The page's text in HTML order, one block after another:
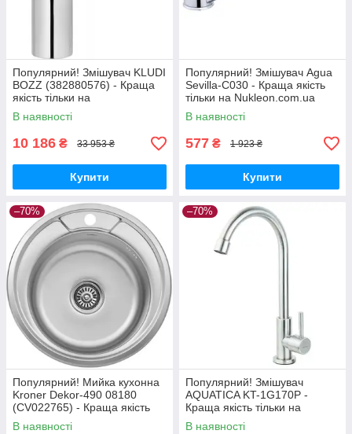
Популярний! Змішувач KLUDI
BOZZ (382880576) - Краща
якість тільки на
Nukleon.com.ua
В наявності
10 186 ₴ 33 953 ₴
Купити
Популярний! Змішувач Agua
Sevilla-C030 - Краща якість
тільки на Nukleon.com.ua
В наявності
577 ₴ 1 923 ₴
Купити
–70%
Популярний! Мийка кухонна
Kroner Dekor-490 08180
(CV022765) - Краща якість
тільки на Nukleon.com.ua
В наявності
–70%
Популярний! Змішувач
AQUATICA KT-1G170P -
Краща якість тільки на
Nukleon.com.ua
В наявності